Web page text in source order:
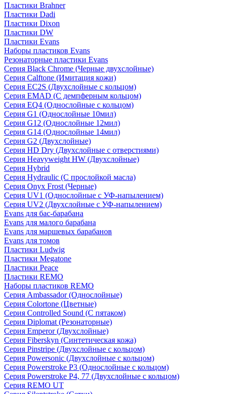
Пластики Brahner
Пластики Dadi
Пластики Dixon
Пластики DW
Пластики Evans
Наборы пластиков Evans
Резонаторные пластики Evans
Серия Black Chrome (Черные двухслойные)
Серия Calftone (Имитация кожи)
Серия EC2S (Двухслойные с кольцом)
Серия EMAD (С демпферным кольцом)
Серия EQ4 (Однослойные с кольцом)
Серия G1 (Однослойные 10мил)
Серия G12 (Однослойные 12мил)
Серия G14 (Однослойные 14мил)
Серия G2 (Двухслойные)
Серия HD Dry (Двухслойные с отверстиями)
Серия Heavyweight HW (Двухслойные)
Серия Hybrid
Серия Hydraulic (С прослойкой масла)
Серия Onyx Frost (Черные)
Серия UV1 (Однослойные с УФ-напылением)
Серия UV2 (Двухслойные с УФ-напылением)
Evans для бас-барабана
Evans для малого барабана
Evans для маршевых барабанов
Evans для томов
Пластики Ludwig
Пластики Megatone
Пластики Peace
Пластики REMO
Наборы пластиков REMO
Серия Ambassador (Однослойные)
Серия Colortone (Цветные)
Серия Controlled Sound (С пятаком)
Серия Diplomat (Резонаторные)
Серия Emperor (Двухслойные)
Серия Fiberskyn (Синтетическая кожа)
Серия Pinstripe (Двухслойные с кольцом)
Серия Powersonic (Двухслойные с кольцом)
Серия Powerstroke P3 (Однослойные с кольцом)
Серия Powerstroke P4, 77 (Двухслойные с кольцом)
Серия REMO UT